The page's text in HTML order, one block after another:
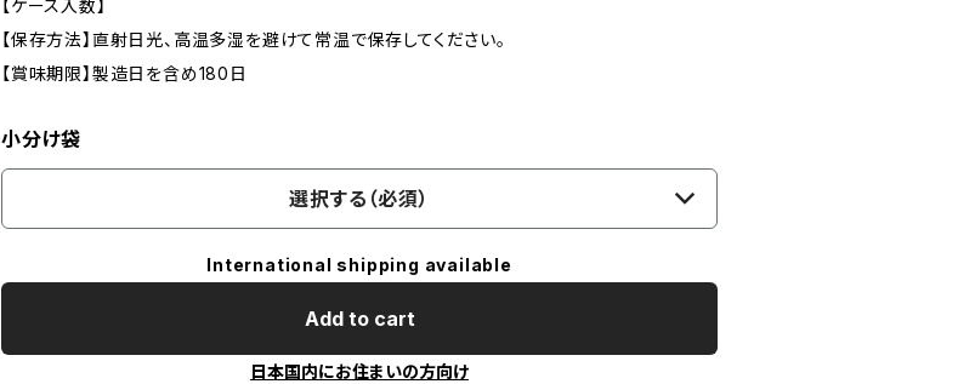
【ケース入数】
【保存方法】直射日光、高温多湿を避けて常温で保存してください。
【賞味期限】製造日を含め180日
小分け袋
選択する（必須）
International shipping available
Add to cart
日本国内にお住まいの方向け